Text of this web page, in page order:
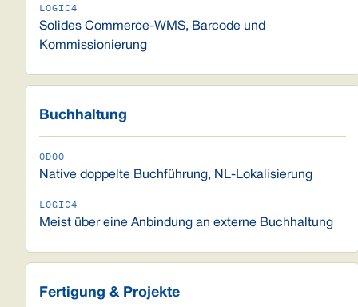
Solides Commerce-WMS, Barcode und
Kommissionierung
Buchhaltung
Native doppelte Buchführung, NL-Lokalisierung
Meist über eine Anbindung an externe Buchhaltung
Fertigung & Projekte